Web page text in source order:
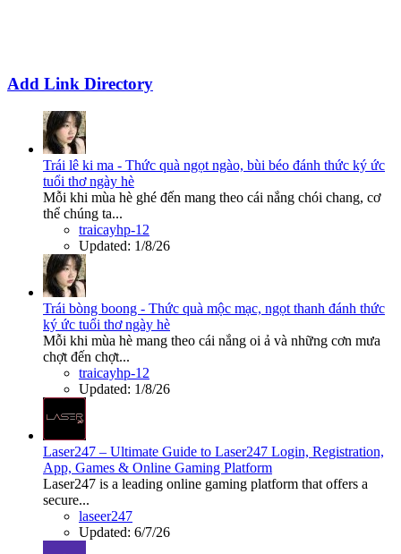
Add Link Directory
Trái lê ki ma - Thức quà ngọt ngào, bùi béo đánh thức ký ức
tuổi thơ ngày hè
Mỗi khi mùa hè ghé đến mang theo cái nắng chói chang, cơ
thể chúng ta...
traicayhp-12
Updated: 1/8/26
Trái bòng boong - Thức quà mộc mạc, ngọt thanh đánh thức
ký ức tuổi thơ ngày hè
Mỗi khi mùa hè mang theo cái nắng oi ả và những cơn mưa
chợt đến chợt...
traicayhp-12
Updated: 1/8/26
Laser247 – Ultimate Guide to Laser247 Login, Registration,
App, Games & Online Gaming Platform
Laser247 is a leading online gaming platform that offers a
secure...
laseer247
Updated: 6/7/26